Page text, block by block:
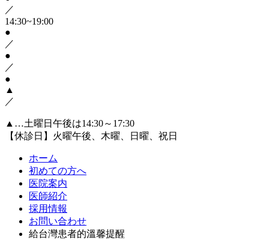
／
14:30~19:00
●
／
●
／
●
▲
／
▲…土曜日午後は14:30～17:30
【休診日】火曜午後、木曜、日曜、祝日
ホーム
初めての方へ
医院案内
医師紹介
採用情報
お問い合わせ
給台灣患者的溫馨提醒